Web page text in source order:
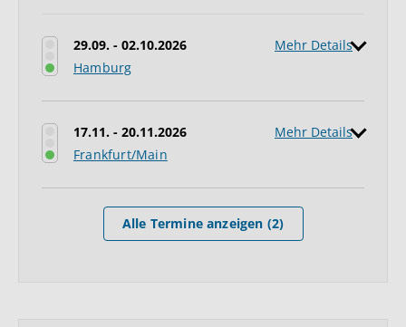
29.09. - 02.10.2026
Hamburg
Mehr Details
17.11. - 20.11.2026
Frankfurt/Main
Mehr Details
Alle Termine anzeigen (2)